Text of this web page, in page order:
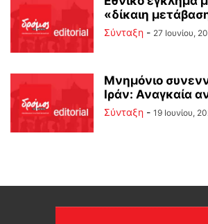
«δίκαιη
Σύνταξη - 27 Ιουνίου,
Μνημόνιο
Ιράν: Αναγκαία
Σύνταξη - 19 Ιουνίου,